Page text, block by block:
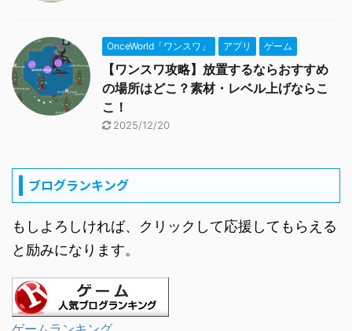
OnceWorld「ワンスワ」 アプリ ゲーム
【ワンスワ攻略】放置するならおすすめ
の場所はどこ？素材・レベル上げならこ
こ！
2025/12/20
ブログランキング
もしよろしければ、クリックして応援してもらえる
と励みになります。